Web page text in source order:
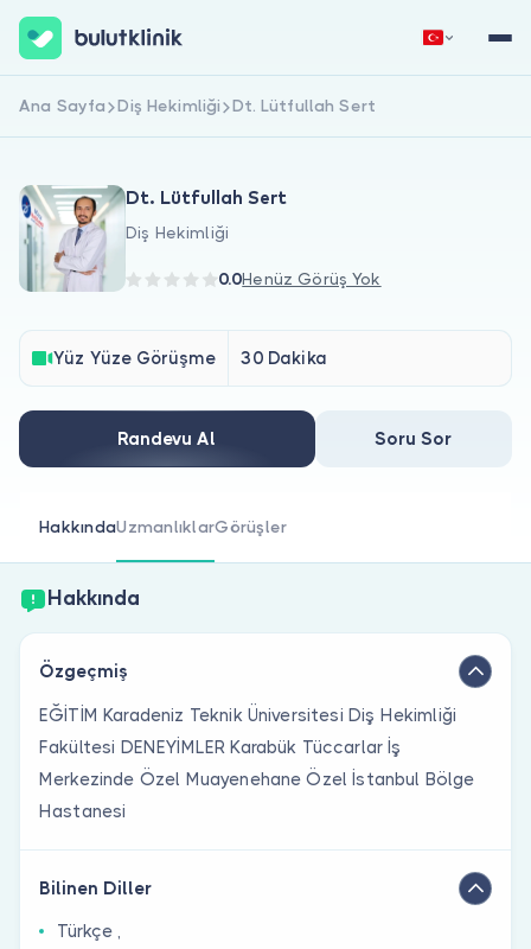
Hakkımızda
Hastalar için
Doktorlar için
Doktor musunuz?
Hemen Kaydol Giriş Yap
Ana Sayfa Diş Hekimliği Dt. Lütfullah Sert
Dt. Lütfullah Sert
Diş Hekimliği
0.0Henüz Görüş Yok
Yüz Yüze Görüşme 30 Dakika
Randevu Al Soru Sor
HakkındaUzmanlıklarGörüşler
Hakkında
Özgeçmiş
EĞİTİM Karadeniz Teknik Üniversitesi Diş Hekimliği
Fakültesi DENEYİMLER Karabük Tüccarlar İş
Merkezinde Özel Muayenehane Özel İstanbul Bölge
Hastanesi
Bilinen Diller
Türkçe ,